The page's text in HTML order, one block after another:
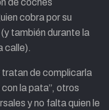
de coches
cobra por su
también durante la
calle).
tratan de complicarla
la pata”, otros
y no falta quien le